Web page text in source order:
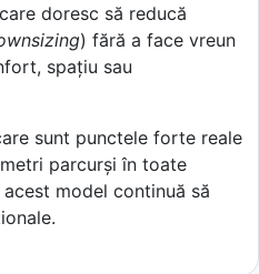
doresc să reducă
) fără a face vreun
spațiu sau
sunt punctele forte reale
parcurși în toate
model continuă să